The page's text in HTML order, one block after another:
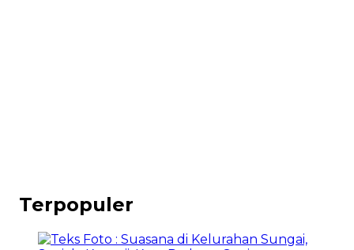
Terpopuler